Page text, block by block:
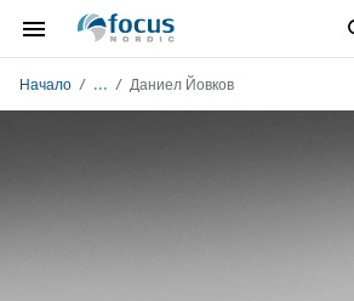
Начало ... Даниел Йовков